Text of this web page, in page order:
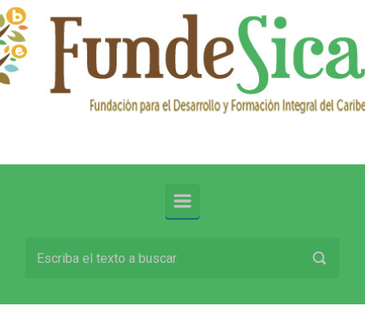
Saltar al contenido principal